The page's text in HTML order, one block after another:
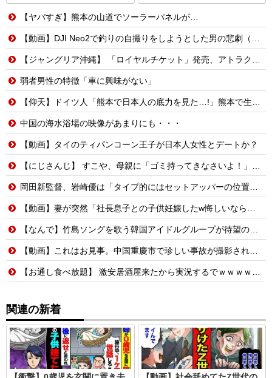
【ヤバすぎ】熊本の山道でソーラーパネルが…
【動画】DJI Neo2で釣りの自撮りをしようとした男の悲劇（ノ∇`）
【ジャングリア沖縄】 「ロイヤルチケット」発売、アトラクション優先案内、ソフトドリンク飲み放題、スパ利用、駐車場無料…大人29700円
弱者男性の特徴「車に興味がない」
【仰天】ドイツ人「熊本で日本人の底力を見た…!」熊本で生まれて初めて震度7の大地震を経験したドイツ人。直後、日本人たちの行動に衝撃を受けてしまう…
中国の海水浴場の映像があまりにも・・・
【動画】タイのティパンコーン王子が日本人女性とデートか？
【にじさんじ】 すこや、母親に「ゴミ持ってきなさいよ！」→ おしり振りながら「いーやーヤダヤダ」した結果ガチめにしばかれる
岡田新監督、岩崎優は「タイプ的にはセットアッパーの位置が一番合うてる」←おーん
【動画】妻が突然「社長息子との子供妊娠したw悔しいなら早く見つけてよw」→10年間、誰も探さず無視し続けた結果
【なんで】竹島ソングを歌う韓国アイドルグループが待望の日本デビュー
【動画】これはお見事。中国重慶市で珍しい事故が撮影される。
【お通し食べ放題】 激安居酒屋来たから実況するでｗｗｗｗｗｗｗｗ（画像あり）
関連の新着